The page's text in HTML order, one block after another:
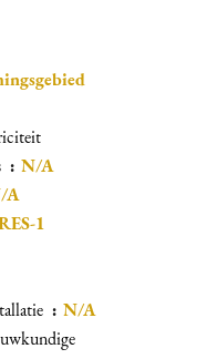
N/A
A
1
N/A